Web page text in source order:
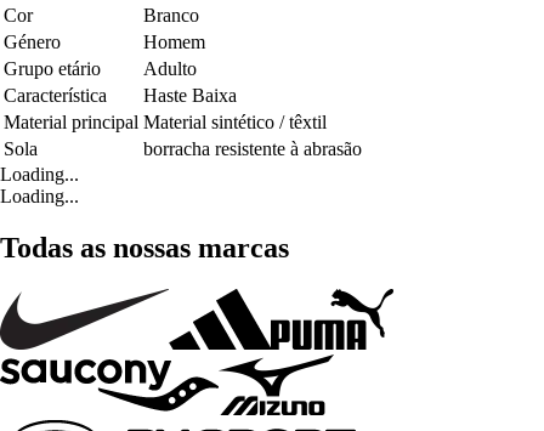
Cor
Branco
Género
Homem
Grupo etário
Adulto
Característica
Haste Baixa
Material principal Material sintético / têxtil
Sola
borracha resistente à abrasão
Loading...
Loading...
Todas as nossas marcas